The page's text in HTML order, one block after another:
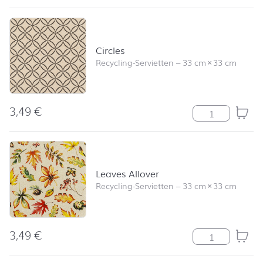
Circles
Recycling-Servietten –33 cm×33 cm
3,49€ Circles Menge
Leaves Allover
Recycling-Servietten –33 cm×33 cm
3,49€ Leaves Allover